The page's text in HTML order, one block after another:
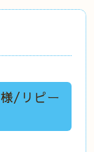
/リピー